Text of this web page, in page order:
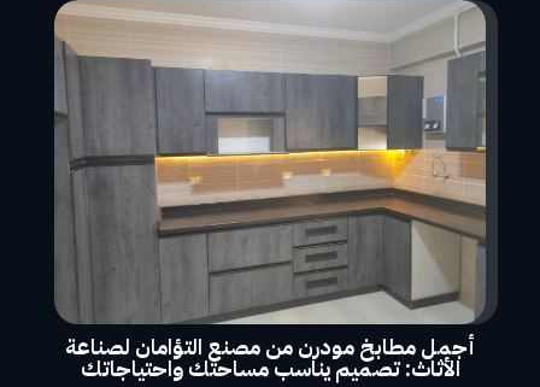
أجمل مطابخ مودرن من مصنع التؤامان لصناعة
الأثاث: تصميم يناسب مساحتك واحتياجاتك